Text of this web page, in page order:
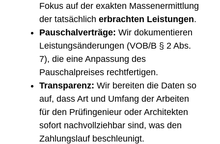
Fokus auf der exakten Massenermittlung
der tatsächlich erbrachten Leistungen.
Pauschalverträge: Wir dokumentieren
Leistungsänderungen (VOB/B § 2 Abs.
7), die eine Anpassung des
Pauschalpreises rechtfertigen.
Transparenz: Wir bereiten die Daten so
auf, dass Art und Umfang der Arbeiten
für den Prüfingenieur oder Architekten
sofort nachvollziehbar sind, was den
Zahlungslauf beschleunigt.